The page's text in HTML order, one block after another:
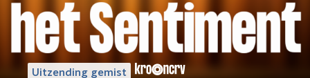
Uitzending gemist